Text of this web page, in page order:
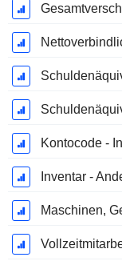
Kontocode -
Inventar -
Maschinen,